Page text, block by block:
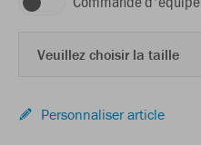
Veuillez choisir la taille
Personnaliser article